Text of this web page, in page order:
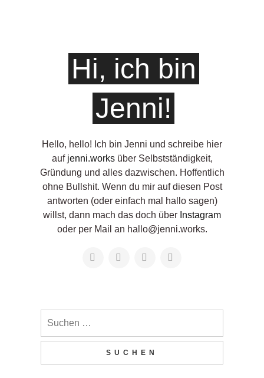
Hi, ich bin
Jenni!
Hello, hello! ‍Ich bin Jenni und schreibe hier
auf jenni.worksüber Selbstständigkeit,
Gründung und alles dazwischen. Hoffentlich
ohne Bullshit. Wenn du mir auf diesen Post
antworten (oder einfach mal hallo sagen)
willst, dann mach das doch über Instagram
oder per Mail an hallo@jenni.works.